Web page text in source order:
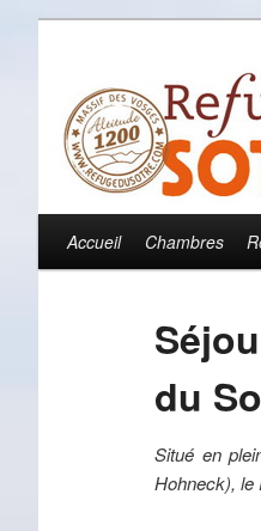
Menu principal
Aller au contenu
Aller au contenu
Accueil Chambres
du
Situé en
Hohneck), le